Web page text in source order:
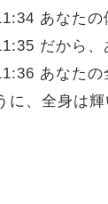
あなたの
だから、
あなたの
に、全身は輝